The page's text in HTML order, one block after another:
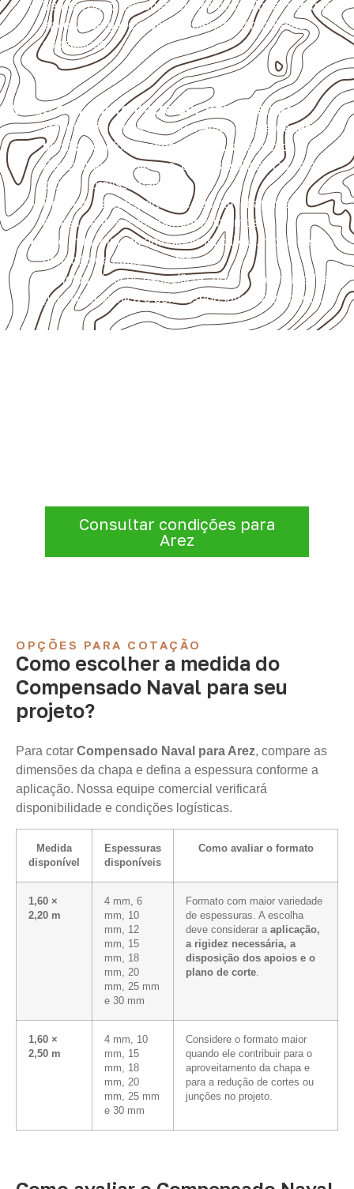
Valide com o responsável técnico qualquer uso que
envolva carga, exposição intensa ou requisitos
específicos.
Onde o produto pode ser considerado
Móveis, divisórias e componentes de
marcenaria
técnica
, conforme exposição e acabamento.
Revestimentos internos, painéis e divisórias para
projetos profissionais.
Projetos de transporte que utilizam chapas em
revestimentos e componentes internos.
Uso industrial em embalagens, caixas, montagem e
proteção de equipamentos.
Projetos náuticos específicos, desde que validados
pela ficha técnica e pelo responsável pelo projeto.
Consultar condições para
Arez
OPÇÕES PARA COTAÇÃO
Como escolher a medida do
Compensado Naval para seu
projeto?
Para cotar Compensado Naval para Arez, compare as
dimensões da chapa e defina a espessura conforme a
aplicação. Nossa equipe comercial verificará
disponibilidade e condições logísticas.
Medida
disponível
Espessuras
disponíveis
Como avaliar o formato
1,60 ×
2,20 m
4 mm, 6
mm, 10
mm, 12
mm, 15
mm, 18
mm, 20
mm, 25 mm
e 30 mm
Formato com maior variedade
de espessuras. A escolha
deve considerar a aplicação,
a rigidez necessária, a
disposição dos apoios e o
plano de corte.
1,60 ×
2,50 m
4 mm, 10
mm, 15
mm, 18
mm, 20
mm, 25 mm
e 30 mm
Considere o formato maior
quando ele contribuir para o
aproveitamento da chapa e
para a redução de cortes ou
junções no projeto.